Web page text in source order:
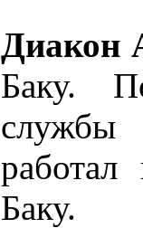
Диакон
Баку.
службы
Баку.